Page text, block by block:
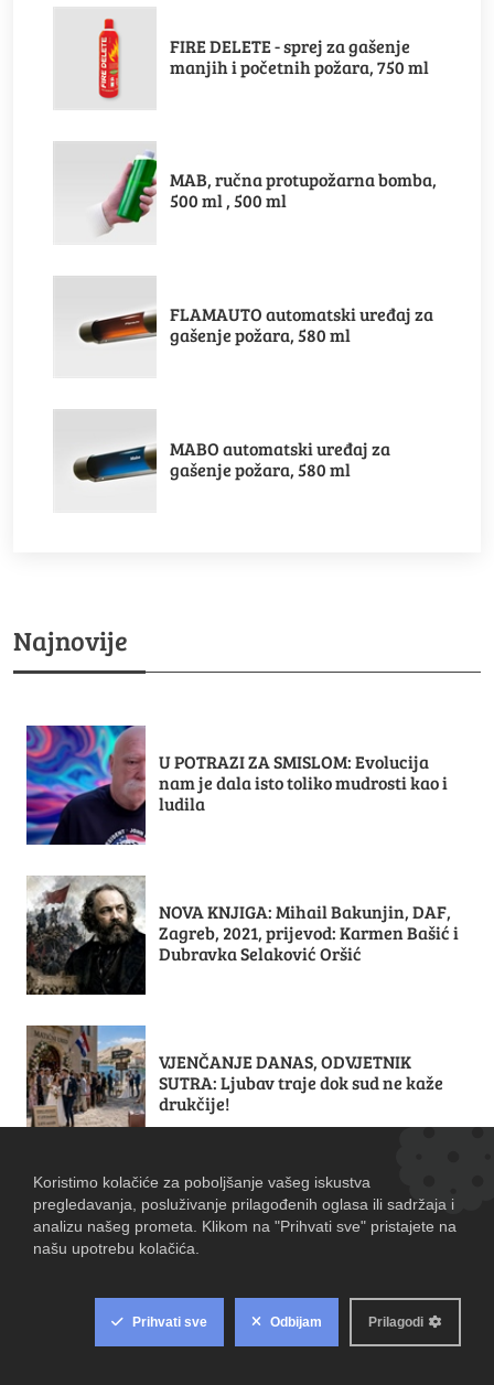
FIRE DELETE - sprej za gašenje
manjih i početnih požara, 750 ml
MAB, ručna protupožarna bomba,
500 ml , 500 ml
FLAMAUTO automatski uređaj za
gašenje požara, 580 ml
MABO automatski uređaj za
gašenje požara, 580 ml
Najnovije
U POTRAZI ZA SMISLOM: Evolucija
nam je dala isto toliko mudrosti kao i
ludila
NOVA KNJIGA: Mihail Bakunjin, DAF,
Zagreb, 2021, prijevod: Karmen Bašić i
Dubravka Selaković Oršić
VJENČANJE DANAS, ODVJETNIK
SUTRA: Ljubav traje dok sud ne kaže
drukčije!
DATUMI: 5. kolovoz u Hrvatskoj